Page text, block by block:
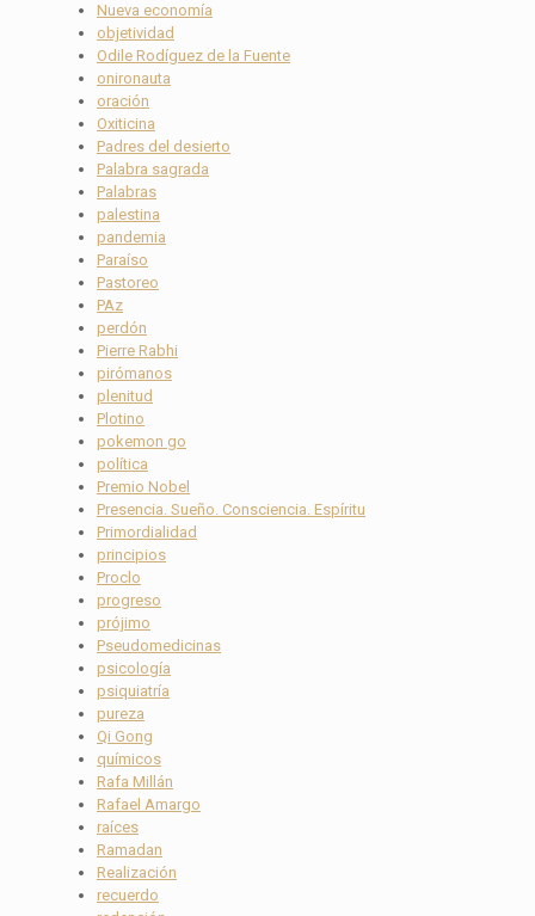
Nueva economía
objetividad
Odile Rodíguez de la Fuente
onironauta
oración
Oxiticina
Padres del desierto
Palabra sagrada
Palabras
palestina
pandemia
Paraíso
Pastoreo
PAz
perdón
Pierre Rabhi
pirómanos
plenitud
Plotino
pokemon go
política
Premio Nobel
Presencia. Sueño. Consciencia. Espíritu
Primordialidad
principios
Proclo
progreso
prójimo
Pseudomedicinas
psicología
psiquiatría
pureza
Qi Gong
químicos
Rafa Millán
Rafael Amargo
raíces
Ramadan
Realización
recuerdo